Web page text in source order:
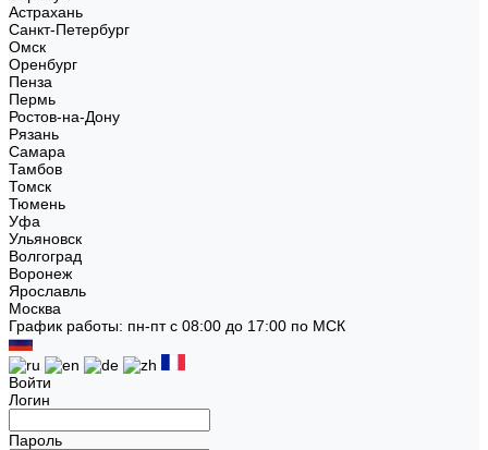
Астрахань
Санкт-Петербург
Омск
Оренбург
Пенза
Пермь
Ростов-на-Дону
Рязань
Самара
Тамбов
Томск
Тюмень
Уфа
Ульяновск
Волгоград
Воронеж
Ярославль
Москва
График работы: пн-пт с 08:00 до 17:00 по МСК
Войти
Логин
Пароль